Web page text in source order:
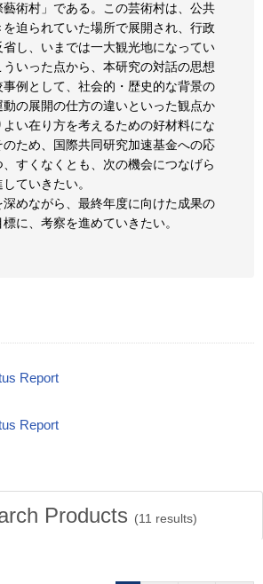
術村」である。この芸術村は、公共
迫られていた場所で展開され、行政
し、いまでは一大観光地になってい
いった点から、本研究の対話の思想
例として、社会的・歴史的な背景の
の展開の仕方の違いといった観点か
い在り方を考えるための好材料にな
ため、国際共同研究加速基金への応
すくなくとも、次の機会につなげら
ていきたい。
めながら、最終年度に向けた成果の
に、考察を進めていきたい。
Report
Report
Products (11 results)